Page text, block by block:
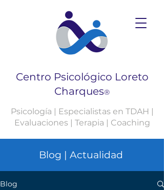
Centro Psicológico Loreto
Charques®
Psicología | Especialistas en TDAH |
Evaluaciones | Terapia | Coaching
Blog | Actualidad
Blog